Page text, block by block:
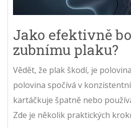
Jako efektivně
zubnímu plaku?
Vědět, že plak škodí, je
polovina spočívá v
kartáčkuje špatně nebo
Zde je několik praktických